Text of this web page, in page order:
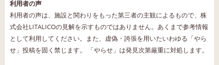
利用者の声
利用者の声は、施設と関わりをもった第三者の主観によるもので、株
式会社LITALICOの見解を示すものではありません。あくまで参考情報
として利用してください。また、虚偽・誇張を用いたいわゆる「やら
せ」投稿を固く禁じます。 「やらせ」は発見次第厳重に対処します。